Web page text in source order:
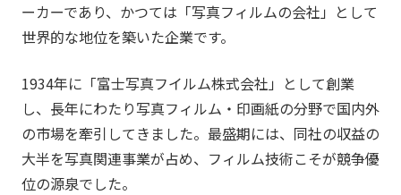
ーカーであり、かつては「写真フィルムの会社」として
世界的な地位を築いた企業です。
1934年に「富士写真フイルム株式会社」として創業
し、長年にわたり写真フィルム・印画紙の分野で国内外
の市場を牽引してきました。最盛期には、同社の収益の
大半を写真関連事業が占め、フィルム技術こそが競争優
位の源泉でした。